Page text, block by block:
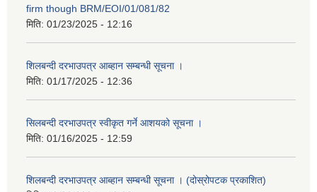
firm though BRM/EOI/01/081/82
मिति: 01/23/2025 - 12:16
शिलबन्दी दरभाउपत्र आब्हान सम्बन्धी सूचना ।
मिति: 01/17/2025 - 12:36
सिलबन्दी दरभाउपत्र स्वीकृत गर्ने आशयको सूचना ।
मिति: 01/16/2025 - 12:59
शिलबन्दी दरभाउपत्र आब्हान सम्बन्धी सूचना । (दोस्रोपटक प्रकाशित)